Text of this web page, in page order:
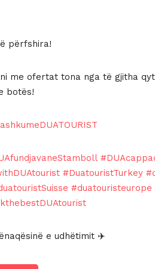
përfshira!
me ofertat tona nga të gjitha
botës!
#DuatouristTurkey
#duatouristeurope
e udhëtimit ✈️